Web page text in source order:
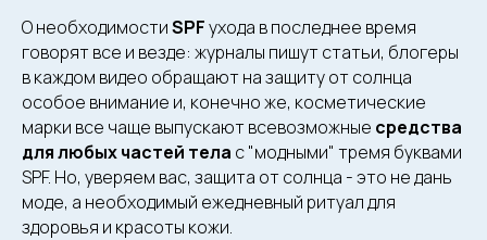
О необходимостиSPFухода в последнее время
говорят все и везде: журналы пишут статьи, блогеры
в каждом видео обращают на защиту от солнца
особое внимание и, конечно же, косметические
марки все чаще выпускают всевозможные средства
для любых частей тела с "модными" тремя буквами
SPF. Но, уверяем вас, защита от солнца - это не дань
моде, а необходимый ежедневный ритуал для
здоровья и красоты кожи.